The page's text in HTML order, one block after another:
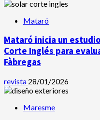
Mataró
Mataró inicia un
Corte Inglés para
Fàbregas
revista 28/01/2026
Maresme